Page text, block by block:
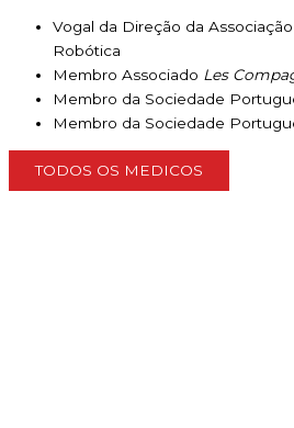
Vogal da Direção da
Robótica
Membro Associado Les
Membro da Sociedade
Membro da Sociedade
TODOS OS MEDICOS